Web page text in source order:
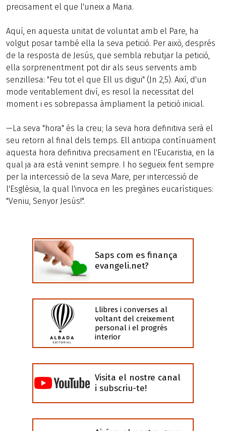
precisament el que l'uneix a Maria.
Aquí, en aquesta unitat de voluntat amb el Pare, ha
volgut posar també ella la seva petició. Per això, després
de la resposta de Jesús, que sembla rebutjar la petició,
ella sorprenentment pot dir als seus servents amb
senzillesa: "Feu tot el que Ell us digui" (Jn 2,5). Així, d'un
mode veritablement diví, es resol la necessitat del
moment i es sobrepassa àmpliament la petició inicial.
—La seva "hora" és la creu; la seva hora definitiva serà el
seu retorn al final dels temps. Ell anticipa contínuament
aquesta hora definitiva precisament en l'Eucaristia, en la
qual ja ara està venint sempre. I ho segueix fent sempre
per la intercessió de la seva Mare, per intercessió de
l'Església, la qual l'invoca en les pregàries eucarístiques:
"Veniu, Senyor Jesús!".
Saps com es finança
evangeli.net?
Llibres i converses al
voltant del creixement
personal i el progrés
interior
Visita el nostre canal
i subscriu-te!